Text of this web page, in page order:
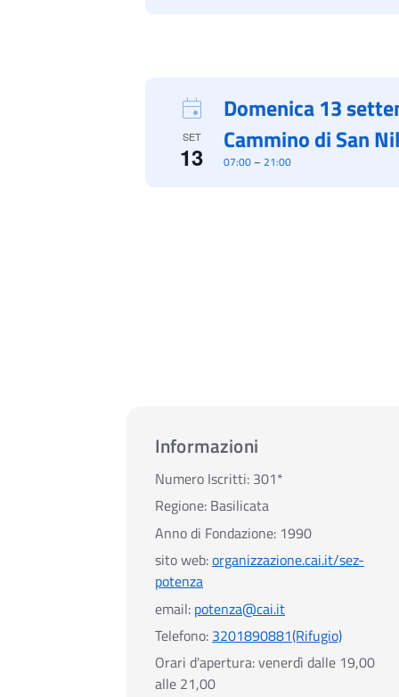
SET
13 07:00– 21:00
Domenica 13
Cammino di San
Informazioni
Regione: Basilicata
Anno di Fondazione: 1990
sito web:organizzazione.cai.it/sez-
potenza
email: potenza@cai.it
Telefono: 3201890881(Rifugio)
Orari d'apertura:venerdì dalle 19,00
alle 21,00
Numero Iscritti: 301*